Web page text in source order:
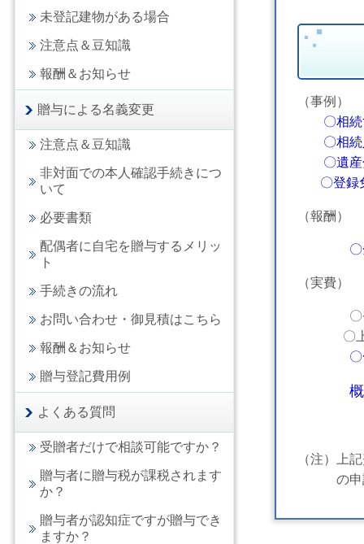
（事例）
〇相
〇相続人
〇遺産分
〇登録免
（報酬）
（実費）
〇登録
〇上記
（注）上
の申請
未登記建物がある場合
注意点＆豆知識
報酬＆お知らせ
贈与による名義変更
注意点＆豆知識
非対面での本人確認手続きにつ
いて
必要書類
配偶者に自宅を贈与するメリッ
ト
手続きの流れ
お問い合わせ・御見積はこちら
報酬＆お知らせ
贈与登記費用例
よくある質問
受贈者だけで相談可能ですか？
贈与者に贈与税が課税されます
か？
贈与者が認知症ですが贈与でき
ますか？